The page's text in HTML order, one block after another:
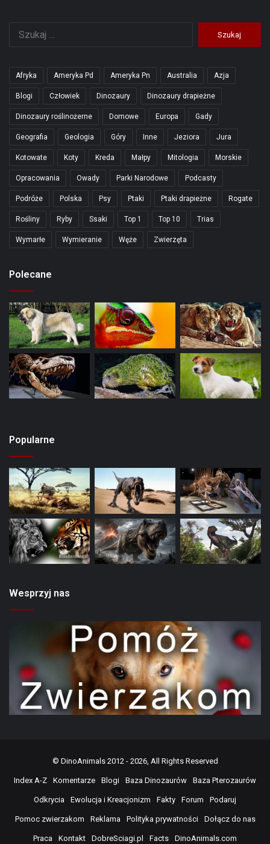
Afryka Ameryka Pd Ameryka Pn Australia Azja
Blogi Człowiek Dinozaury Dinozaury drapieżne
Dinozaury roślinożerne Domowe Europa Gady
Geografia Geologia Góry Inne Jeziora Jura
Kotowate Koty Kreda Małpy Mitologia Morskie
Opracowania Owady Parki Narodowe Podcasty
Podróże Polska Psy Ptaki Ptaki drapieżne Rogate
Rośliny Ryby Ssaki Top 1 Top 10 Trias
Wymarłe Wymieranie Węże Zwierzęta
Polecane
Popularne
Wesprzyj nas
© DinoAnimals2012 - 2026, All Rights Reserved
Index A-Z Komentarze Blogi Baza Dinozaurów Baza Pterozaurów
Odkrycia Ewolucja i Kreacjonizm Fakty Forum Podaruj
Pomoc zwierzakom Reklama Polityka prywatności Dołącz do nas
Praca Kontakt DobreSciagi.pl Facts DinoAnimals.com